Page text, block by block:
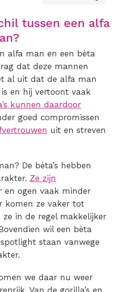
tussen een alfa
alfa man en een bèta
dat deze mannen
al uit dat de alfa man
en hij vertoont vaak
kunnen daardoor
goed compromissen
uit en streven
De bèta’s hebben
Ze zijn
en ogen vaak minder
komen ze vaker tot
in de regel makkelijker
wil een bèta
staan vanwege
we daar nu weer